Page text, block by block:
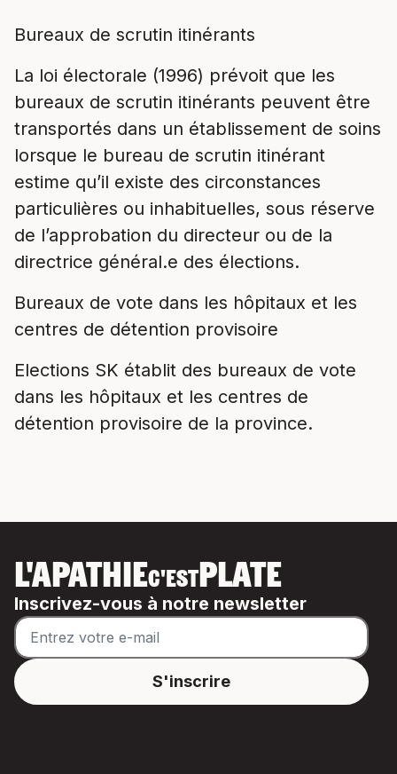
Bureaux de scrutin itinérants
La loi électorale (1996) prévoit que les
bureaux de scrutin itinérants peuvent être
transportés dans un établissement de soins
lorsque le bureau de scrutin itinérant
estime qu’il existe des circonstances
particulières ou inhabituelles, sous réserve
de l’approbation du directeur ou de la
directrice général.e des élections.
Bureaux de vote dans les hôpitaux et les
centres de détention provisoire
Elections SK établit des bureaux de vote
dans les hôpitaux et les centres de
détention provisoire de la province.
L'APATHIEC'ESTPLATE
Inscrivez-vous à notre newsletter